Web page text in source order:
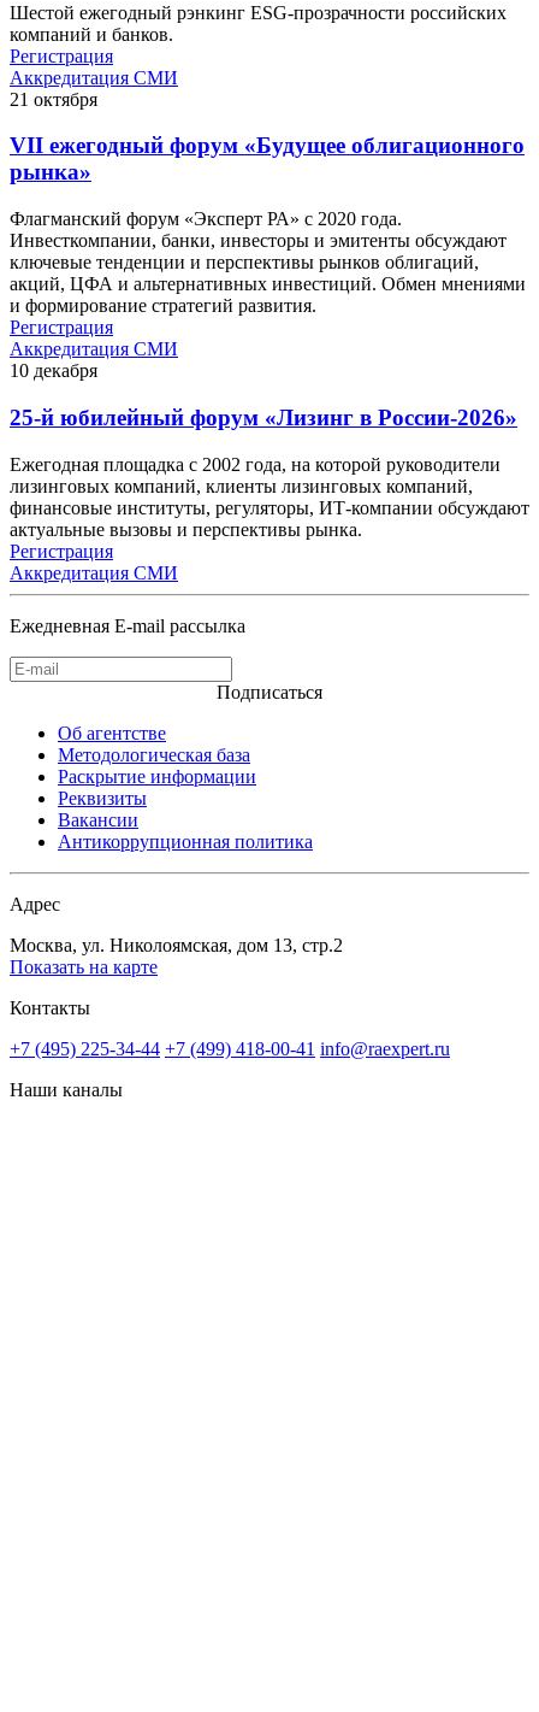
Шестой ежегодный рэнкинг ESG-прозрачности российских
компаний и банков.
Регистрация
Аккредитация СМИ
21 октября
VII ежегодный форум «Будущее облигационного
рынка»
Флагманский форум «Эксперт РА» с 2020 года.
Инвесткомпании, банки, инвесторы и эмитенты обсуждают
ключевые тенденции и перспективы рынков облигаций,
акций, ЦФА и альтернативных инвестиций. Обмен мнениями
и формирование стратегий развития.
Регистрация
Аккредитация СМИ
10 декабря
25-й юбилейный форум «Лизинг в России-2026»
Ежегодная площадка с 2002 года, на которой руководители
лизинговых компаний, клиенты лизинговых компаний,
финансовые институты, регуляторы, ИТ-компании обсуждают
актуальные вызовы и перспективы рынка.
Регистрация
Аккредитация СМИ
Ежедневная E-mail рассылка
Подписаться
Об агентстве
Методологическая база
Раскрытие информации
Реквизиты
Вакансии
Антикоррупционная политика
Адрес
Москва, ул. Николоямская, дом 13, стр.2
Показать на карте
Контакты
+7 (495) 225-34-44 +7 (499) 418-00-41 info@raexpert.ru
Наши каналы